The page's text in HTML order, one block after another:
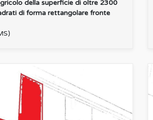
della superficie di oltre 2300
di forma rettangolare fronte